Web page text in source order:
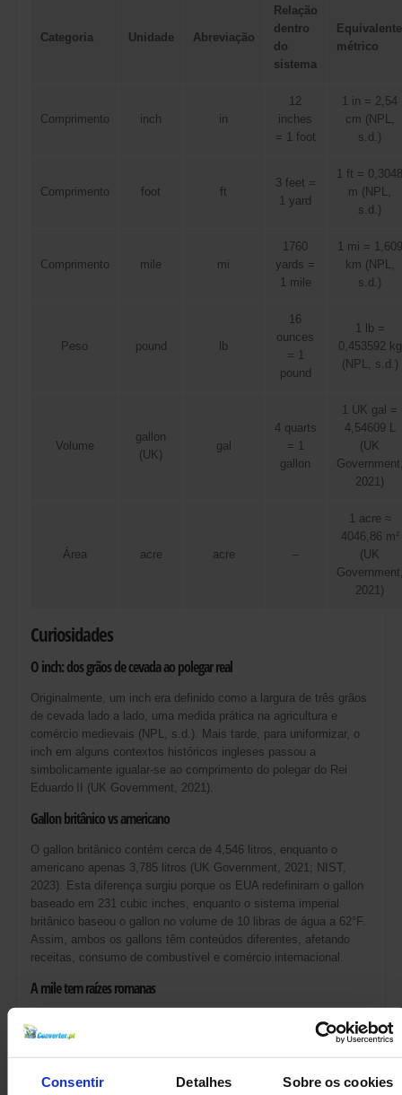
Consentir Detalhes Sobre os cookies
Categoria Unidade Abreviação
Relação
dentro
do
sistema
Equivalente
métrico
Comprimento inch in
12
inches
= 1 foot
1 in = 2,54
cm (NPL,
s.d.)
Comprimento foot ft
3 feet =
1 yard
1 ft =
m (NPL,
s.d.)
Comprimento mile mi
1760
yards =
1 mile
1 mi = 1,609
km (NPL,
s.d.)
Peso pound lb
16
ounces
= 1
pound
1 lb =
0,453592 kg
(NPL, s.d.)
Volume
gallon
(UK)
gal
4 quarts
= 1
gallon
1 UK gal =
4,54609 L
(UK
2021)
Área acre acre –
1 acre ≈
4046,86 m²
(UK
2021)
Curiosidades
O inch: dos grãos de cevada ao polegar real
Originalmente, um inch era definido como a largura de três grãos
de cevada lado a lado, uma medida prática na agricultura e
comércio medievais (NPL, s.d.). Mais tarde, para uniformizar, o
inch em alguns contextos históricos ingleses passou a
simbolicamente igualar-se ao comprimento do polegar do Rei
Eduardo II (UK Government, 2021).
Gallon britânico vs americano
O gallon britânico contém cerca de 4,546 litros, enquanto o
americano apenas 3,785 litros (UK Government, 2021; NIST,
2023). Esta diferença surgiu porque os EUA redefiniram o gallon
baseado em 231 cubic inches, enquanto o sistema imperial
britânico baseou o gallon no volume de 10 libras de água a 62°F.
Assim, ambos os gallons têm conteúdos diferentes, afetando
receitas, consumo de combustível e comércio internacional.
A mile tem raízes romanas
, que significa
literalmente “mil passos” de um soldado romano marchando
(NPL, s.d.; Wikipedia, 2023). Na Inglaterra, o comprimento da
peregrinos. Em 1593, a
statute milefoi oficialmente fixada em